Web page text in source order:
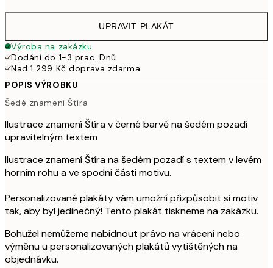
UPRAVIT PLAKÁT
Výroba na zakázku
Dodání do 1-3 prac. Dnů
Nad 1 299 Kč doprava zdarma.
POPIS VÝROBKU
Šedé znamení Štíra
Ilustrace znamení Štíra v černé barvě na šedém pozadí
upravitelným textem
Ilustrace znamení Štíra na šedém pozadí s textem v levém
horním rohu a ve spodní části motivu.
Personalizované plakáty vám umožní přizpůsobit si motiv
tak, aby byl jedinečný! Tento plakát tiskneme na zakázku.
Bohužel nemůžeme nabídnout právo na vrácení nebo
výměnu u personalizovaných plakátů vytištěných na
objednávku.